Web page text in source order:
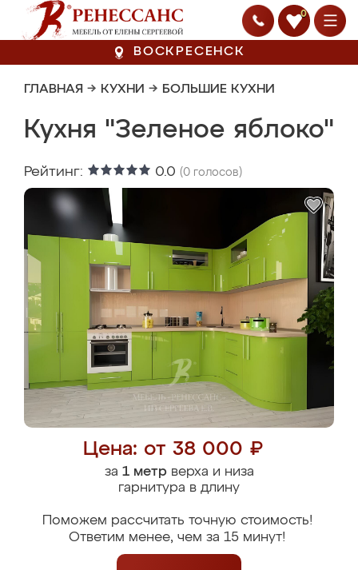
0
ВОСКРЕСЕНСК
ГЛАВНАЯ → КУХНИ → БОЛЬШИЕ КУХНИ
Кухня "Зеленое яблоко"
Рейтинг: 0.0 (0 голосов)
Цена: от 38 000 ₽
за 1 метрверха и низа
гарнитура в длину
Поможем рассчитать точную стоимость!
Ответим менее, чем за 15 минут!